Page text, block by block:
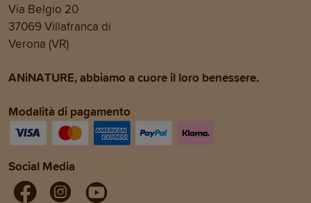
Via Belgio 20
37069 Villafranca di
Verona (VR)
ANiNATURE, abbiamo a cuore il loro benessere.
Modalità di pagamento
Social Media